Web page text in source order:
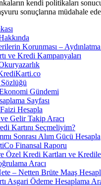
kendi politikaları
sonuçlarına müdahale
Korunması –
ve Kredi Kampanyaları
Gündemi
Sayfası
Hesapla
Gelir Takip Aracı
Kartını Seçmeliyim?
Sonrası Alım Gücü Hesapla
Finansal Raporu
Özel Kredi Kartları ve
Aracı
– Netten Brüte Maaş
Asgari Ödeme Hesaplama